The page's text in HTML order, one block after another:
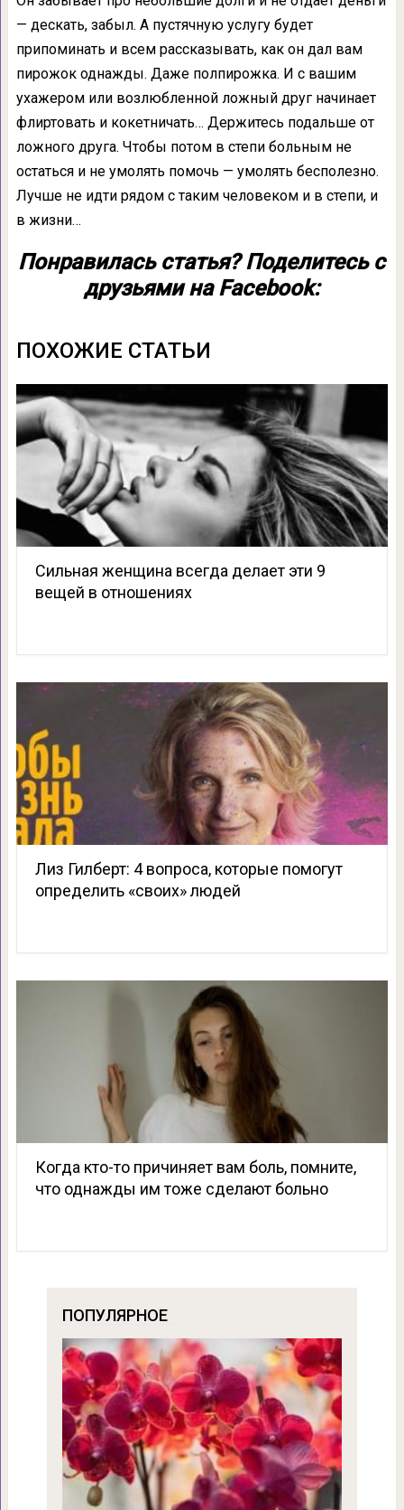
— дескать, забыл. А пустячную услугу будет
припоминать и всем рассказывать, как он дал вам
пирожок однажды. Даже полпирожка. И с вашим
ухажером или возлюбленной ложный друг начинает
флиртовать и кокетничать… Держитесь подальше от
ложного друга. Чтобы потом в степи больным не
остаться и не умолять помочь — умолять бесполезно.
Лучше не идти рядом с таким человеком и в степи, и
в жизни…
Понравилась статья? Поделитесь с
друзьями на Facebook:
ПОХОЖИЕ СТАТЬИ
Сильная женщина всегда делает эти 9
вещей в отношениях
Лиз Гилберт: 4 вопроса, которые помогут
определить «своих» людей
Когда кто-то причиняет вам боль, помните,
что однажды им тоже сделают больно
ПОПУЛЯРНОЕ